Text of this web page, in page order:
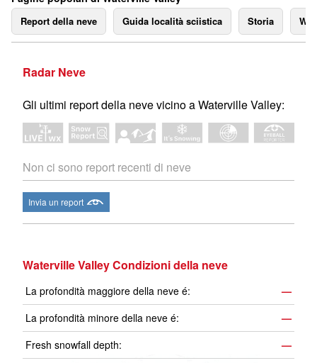
Report della neve Guida località sciistica Storia
Radar Neve
Gli ultimi report della neve vicino a Waterville Valley:
Non ci sono report recenti di neve
Invia un report
Waterville Valley Condizioni della neve
La profondità maggiore della neve é:
—
La profondità minore della neve é:
—
Fresh snowfall depth:
—